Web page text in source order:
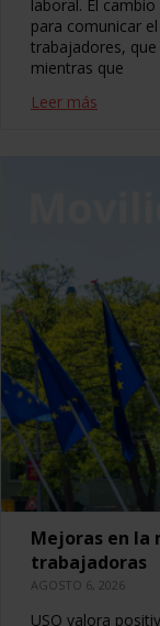
laboral. El
para comunicar
trabajadores,
mientras que
Leer más
Mejoras en la
trabajadoras
AGOSTO 6, 2026
USO valora